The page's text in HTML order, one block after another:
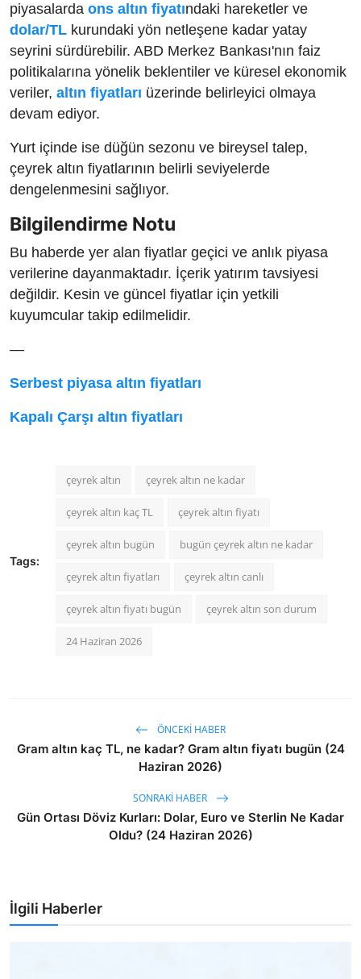
piyasalarda ons altın fiyatındaki hareketler ve
dolar/TL kurundaki yön netleşene kadar yatay
seyrini sürdürebilir. ABD Merkez Bankası'nın faiz
politikalarına yönelik beklentiler ve küresel ekonomik
veriler, altın fiyatları üzerinde belirleyici olmaya
devam ediyor.
Yurt içinde ise düğün sezonu ve bireysel talep,
çeyrek altın fiyatlarının belirli seviyelerde
dengelenmesini sağlıyor.
Bilgilendirme Notu
Bu haberde yer alan fiyatlar geçici ve anlık piyasa
verilerine dayanmaktadır. İçerik yatırım tavsiyesi
değildir. Kesin ve güncel fiyatlar için yetkili
kuyumcular takip edilmelidir.
—
Serbest piyasa altın fiyatları
Kapalı Çarşı altın fiyatları
Tags:
çeyrek altın çeyrek altın ne kadar
çeyrek altın kaç TL çeyrek altın fiyatı
çeyrek altın bugün bugün çeyrek altın ne kadar
çeyrek altın fiyatları çeyrek altın canlı
çeyrek altın fiyatı bugün çeyrek altın son durum
24 Haziran 2026
ÖNCEKI HABER
Gram altın kaç TL, ne kadar? Gram altın fiyatı bugün (24
Haziran 2026)
SONRAKI HABER
Gün Ortası Döviz Kurları: Dolar, Euro ve Sterlin Ne Kadar
Oldu? (24 Haziran 2026)
İlgili Haberler